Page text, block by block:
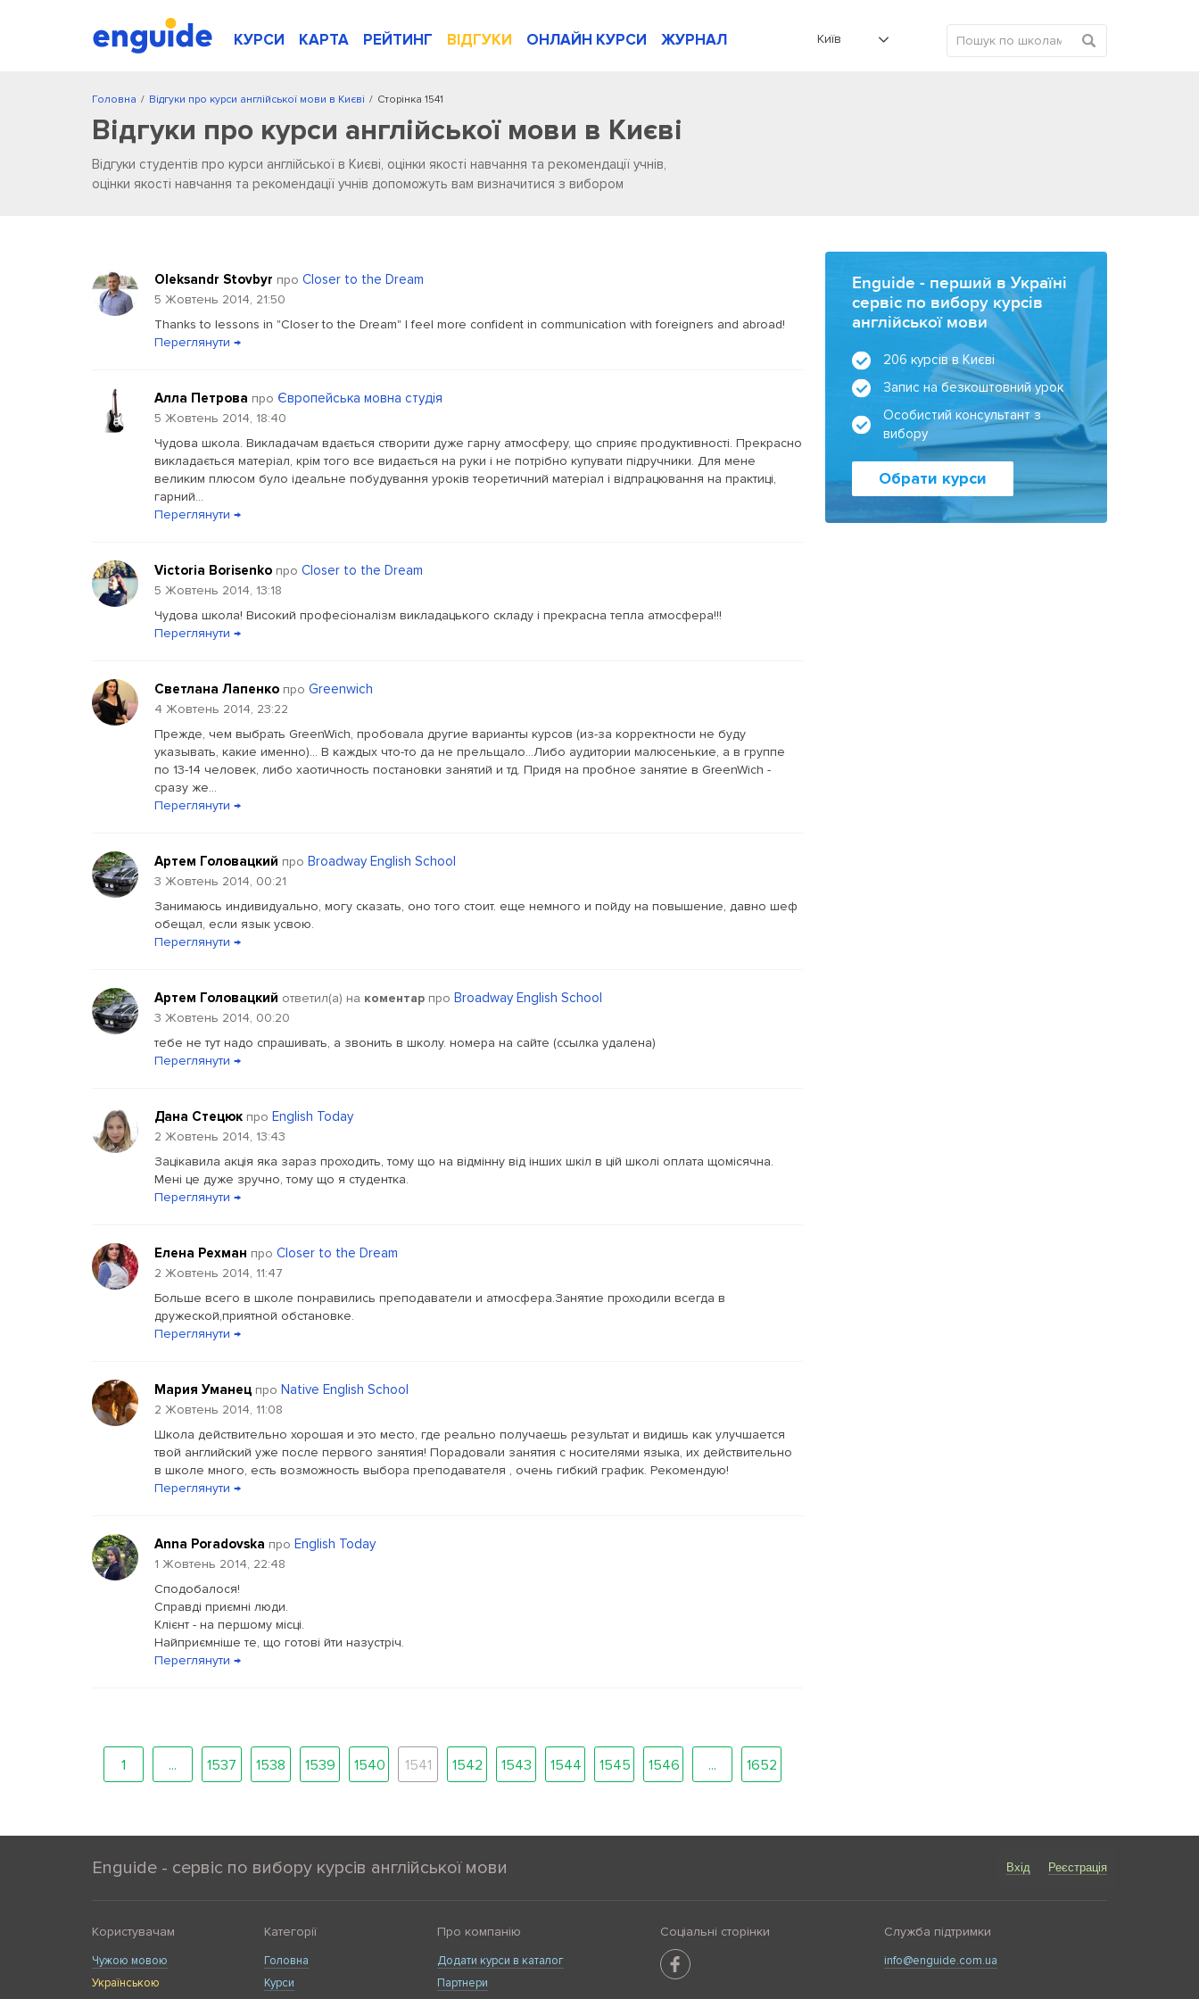
КУРСИ КАРТА РЕЙТИНГ ВІДГУКИ ОНЛАЙН КУРСИ ЖУРНАЛ Київ
/
Головна /
Відгуки про курси англійської мови в Києві Сторінка 1541
Відгуки про курси англійської мови в Києві
Відгуки студентів про курси англійської в Києві, оцінки якості навчання та рекомендації учнів,
оцінки якості навчання та рекомендації учнів допоможуть вам визначитися з вибором
Oleksandr Stovbyr про Closer to the Dream
5 Жовтень 2014, 21:50
Thanks to lessons in "Closer to the Dream" I feel more confident in communication with foreigners and abroad!
Переглянути →
Αлла Πетрова про Європейська мовна студія
5 Жовтень 2014, 18:40
Чудова школа. Викладачам вдається створити дуже гарну атмосферу, що сприяє продуктивності. Прекрасно
викладається матеріал, крім того все видається на руки і не потрібно купувати підручники. Для мене
великим плюсом було ідеальне побудування уроків теоретичний матеріал і відпрацювання на практиці,
гарний...
Переглянути →
Victoria Borisenko про Closer to the Dream
5 Жовтень 2014, 13:18
Чудова школа! Високий професіоналізм викладацького складу і прекрасна тепла атмосфера!!!
Переглянути →
Светлана Лапенко про Greenwich
4 Жовтень 2014, 23:22
Прежде, чем выбрать GreenWich, пробовала другие варианты курсов (из-за корректности не буду
указывать, какие именно)... В каждых что-то да не прельщало...Либо аудитории малюсенькие, а в группе
по 13-14 человек, либо хаотичность постановки занятий и тд. Придя на пробное занятие в GreenWich -
сразу же...
Переглянути →
Артем Головацкий про Broadway English School
3 Жовтень 2014, 00:21
Занимаюсь индивидуально, могу сказать, оно того стоит. еще немного и пойду на повышение, давно шеф
обещал, если язык усвою.
Переглянути →
Артем Головацкий ответил(a) на коментар про Broadway English School
3 Жовтень 2014, 00:20
тебе не тут надо спрашивать, а звонить в школу. номера на сайте (ссылка удалена)
Переглянути →
Дана Стецюк про English Today
2 Жовтень 2014, 13:43
Зацікавила акція яка зараз проходить, тому що на відмінну від інших шкіл в цій школі оплата щомісячна.
Мені це дуже зручно, тому що я студентка.
Переглянути →
Елена Рехман про Closer to the Dream
2 Жовтень 2014, 11:47
Больше всего в школе понравились преподаватели и атмосфера.Занятие проходили всегда в
дружеской,приятной обстановке.
Переглянути →
Мария Уманец про Native English School
2 Жовтень 2014, 11:08
Школа действительно хорошая и это место, где реально получаешь результат и видишь как улучшается
твой английский уже после первого занятия! Порадовали занятия с носителями языка, их действительно
в школе много, есть возможность выбора преподавателя , очень гибкий график. Рекомендую!
Переглянути →
Anna Poradovska про English Today
1 Жовтень 2014, 22:48
Сподобалося!
Справді приємні люди.
Клієнт - на першому місці.
Найприємніше те, що готові йти назустріч.
Переглянути →
1 ... 1537 1538 1539 1540 1541 1542 1543 1544 1545 1546 ... 1652
Enguide - перший в Україні
сервіс по вибору курсів
англійської мови
206 курсів в Києві
Запис на безкоштовний урок
Особистий консультант з
вибору
Обрати курси
Enguide - сервіс по вибору курсів англійської мови Вхід Реєстрація
Користувачам
Чужою мовою
Українською
Категорії
Головна
Курси
Про компанію
Додати курси в каталог
Партнери
Соціальні сторінки Служба підтримки
info@enguide.com.ua